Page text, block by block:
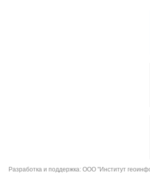
Разработка и поддержка: ООО "Институт